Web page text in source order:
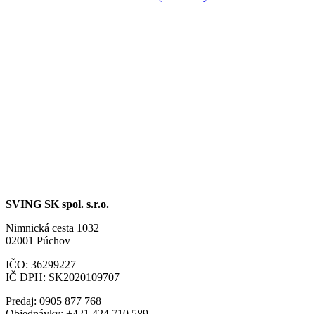
SVING SK spol. s.r.o.
Nimnická cesta 1032
02001 Púchov
IČO: 36299227
IČ DPH: SK2020109707
Predaj: 0905 877 768